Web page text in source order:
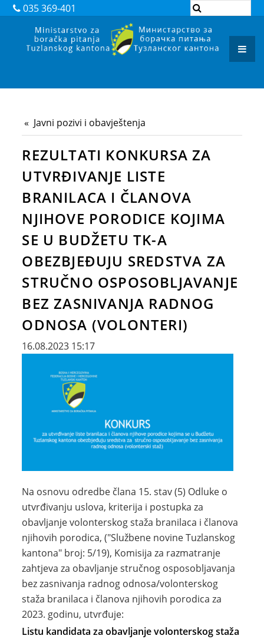
035 369-401
Javni pozivi i obavještenja
REZULTATI KONKURSA ZA
UTVRĐIVANJE LISTE
BRANILACA I ČLANOVA
NJIHOVE PORODICE KOJIMA
SE U BUDŽETU TK-A
OBEZBJEĐUJU SREDSTVA ZA
STRUČNO OSPOSOBLJAVANJE
BEZ ZASNIVANJA RADNOG
ODNOSA (VOLONTERI)
16.08.2023 15:17
Na osnovu odredbe člana 15. stav (5) Odluke o
utvrđivanju uslova, kriterija i postupka za
obavljanje volonterskog staža branilaca i članova
njihovih porodica, ("Službene novine Tuzlanskog
kantona" broj: 5/19), Komisija za razmatranje
zahtjeva za obavljanje stručnog osposobljavanja
bez zasnivanja radnog odnosa/volonterskog
staža branilaca i članova njihovih porodica za
2023. godinu, utvrđuje:
Listu kandidata za obavljanje volonterskog staža
ZAKONI
PODZAKONSKI AKTI
JAVNI POZIVI I OBAVJEŠTENJA
JAVNE NABAVKE
KONTAKT